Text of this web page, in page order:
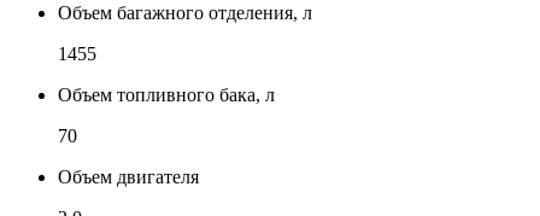
Объем багажного отделения, л
1455
Объем топливного бака, л
70
Объем двигателя